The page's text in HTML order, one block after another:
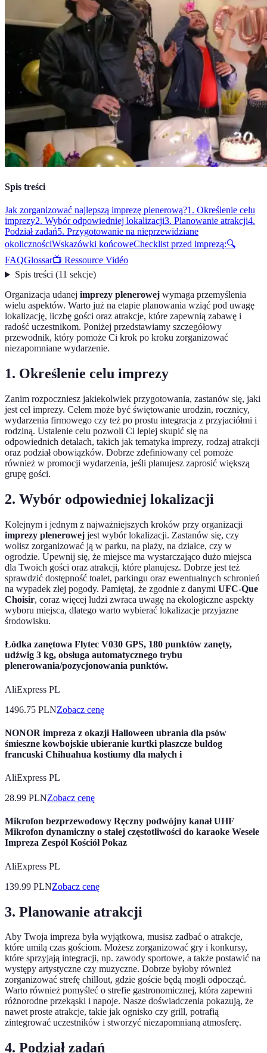
Spis treści
Jak zorganizować najlepszą imprezę plenerową?1. Określenie celu
imprezy2. Wybór odpowiedniej lokalizacji3. Planowanie atrakcji4.
Podział zadań5. Przygotowanie na nieprzewidziane
okolicznościWskazówki końcoweChecklist przed imprezą:🔍
FAQGlossar📺 Ressource Vidéo
Spis treści(11 sekcje)
Organizacja udanej imprezy plenerowej wymaga przemyślenia
wielu aspektów. Warto już na etapie planowania wziąć pod uwagę
lokalizację, liczbę gości oraz atrakcje, które zapewnią zabawę i
radość uczestnikom. Poniżej przedstawiamy szczegółowy
przewodnik, który pomoże Ci krok po kroku zorganizować
niezapomniane wydarzenie.
1. Określenie celu imprezy
Zanim rozpoczniesz jakiekolwiek przygotowania, zastanów się, jaki
jest cel imprezy. Celem może być świętowanie urodzin, rocznicy,
wydarzenia firmowego czy też po prostu integracja z przyjaciółmi i
rodziną. Ustalenie celu pozwoli Ci lepiej skupić się na
odpowiednich detalach, takich jak tematyka imprezy, rodzaj atrakcji
oraz podział obowiązków. Dobrze zdefiniowany cel pomoże
również w promocji wydarzenia, jeśli planujesz zaprosić większą
grupę gości.
2. Wybór odpowiedniej lokalizacji
Kolejnym i jednym z najważniejszych kroków przy organizacji
imprezy plenerowej jest wybór lokalizacji. Zastanów się, czy
wolisz zorganizować ją w parku, na plaży, na działce, czy w
ogrodzie. Upewnij się, że miejsce ma wystarczająco dużo miejsca
dla Twoich gości oraz atrakcji, które planujesz. Dobrze jest też
sprawdzić dostępność toalet, parkingu oraz ewentualnych schronień
na wypadek złej pogody. Pamiętaj, że zgodnie z danymi UFC-Que
Choisir, coraz więcej ludzi zwraca uwagę na ekologiczne aspekty
wyboru miejsca, dlatego warto wybierać lokalizacje przyjazne
środowisku.
Łódka zanętowa Flytec V030 GPS, 180 punktów zanęty,
udźwig 3 kg, obsługa automatycznego trybu
plenerowania/pozycjonowania punktów.
AliExpress PL
1496.75 PLNZobacz cenę
NONOR impreza z okazji Halloween ubrania dla psów
śmieszne kowbojskie ubieranie kurtki płaszcze buldog
francuski Chihuahua kostiumy dla małych i
AliExpress PL
28.99 PLNZobacz cenę
Mikrofon bezprzewodowy Ręczny podwójny kanał UHF
Mikrofon dynamiczny o stałej częstotliwości do karaoke Wesele
Impreza Zespół Kościół Pokaz
AliExpress PL
139.99 PLNZobacz cenę
3. Planowanie atrakcji
Aby Twoja impreza była wyjątkowa, musisz zadbać o atrakcje,
które umilą czas gościom. Możesz zorganizować gry i konkursy,
które sprzyjają integracji, np. zawody sportowe, a także postawić na
występy artystyczne czy muzyczne. Dobrze byłoby również
zorganizować strefę chillout, gdzie goście będą mogli odpocząć.
Warto również pomyśleć o strefie gastronomicznej, która zapewni
różnorodne przekąski i napoje. Nasze doświadczenia pokazują, że
nawet proste atrakcje, takie jak ognisko czy grill, potrafią
zintegrować uczestników i stworzyć niezapomnianą atmosferę.
4. Podział zadań